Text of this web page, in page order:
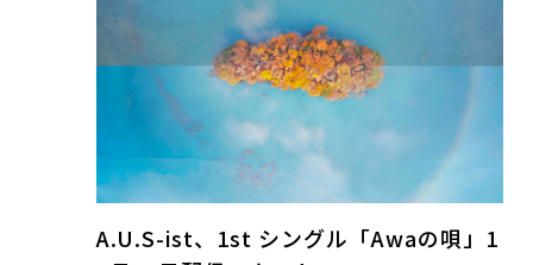
A.U.S-ist、1st シングル「Awaの唄」1